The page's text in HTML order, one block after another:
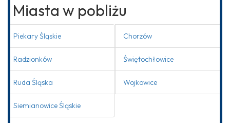
Miasta w pobliżu
Piekary Śląskie Chorzów
Radzionków Świętochłowice
Ruda Śląska Wojkowice
Siemianowice Śląskie